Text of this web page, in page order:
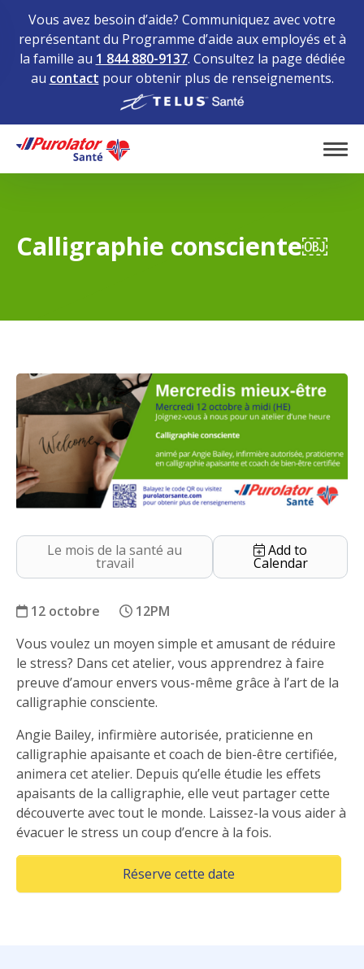
Vous avez besoin d’aide? Communiquez avec votre
représentant du Programme d’aide aux employés et à
la famille au 1 844 880-9137. Consultez la page dédiée
au contact pour obtenir plus de renseignements.
Home
Calligraphie consciente￼
Le mois de la santé au
travail
Add to
Calendar
12 octobre 12PM
Calligraphie consciente￼
Vous voulez un moyen simple et amusant de réduire
le stress? Dans cet atelier, vous apprendrez à faire
preuve d’amour envers vous-même grâce à l’art de la
calligraphie consciente.
Angie Bailey, infirmière autorisée, praticienne en
calligraphie apaisante et coach de bien-être certifiée,
animera cet atelier. Depuis qu’elle étudie les effets
apaisants de la calligraphie, elle veut partager cette
découverte avec tout le monde. Laissez-la vous aider à
évacuer le stress un coup d’encre à la fois.
Réserve cette date